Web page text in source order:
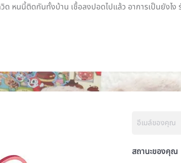
ด หนนี้ติดกันทั้งบ้าน เชื้อลงปอดไปแล้ว อาการเป็นยังไง
สถานะของคุณ